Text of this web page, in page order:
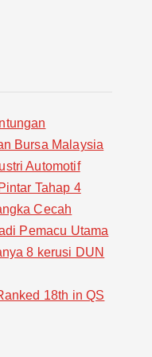
Bursa Malaysia
Automotif
Tahap 4
Cecah
Pemacu Utama
8 kerusi DUN
18th in QS